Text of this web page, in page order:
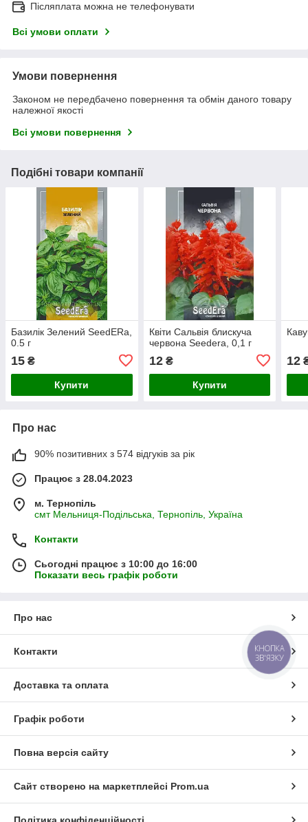
Післяплата можна не телефонувати
Всі умови оплати
Умови повернення
Законом не передбачено повернення та обмін даного товару
належної якості
Всі умови повернення
Подібні товари компанії
Базилік Зелений SeedERa,
0.5 г
15 ₴
Купити
Квіти Сальвія блискуча
червона Seedera, 0,1 г
12₴
Купити
12
Про нас
90% позитивних з 574 відгуків за рік
Працює з 28.04.2023
м. Тернопіль
смт Мельниця-Подільська, Тернопіль, Україна
Контакти
Сьогодні працює з 10:00 до 16:00
Показати весь графік роботи
Про нас
Контакти
Доставка та оплата
Графік роботи
Повна версія сайту
Сайт створено на маркетплейсі Prom.ua
КНОПКА
ЗВ'ЯЗКУ